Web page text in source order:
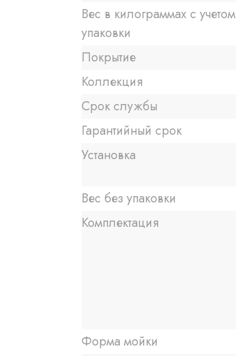
Вес в килограммах с учетом
упаковки
Покрытие
Коллекция
Срок службы
Гарантийный срок
Установка
Вес без упаковки
Комплектация
Форма мойки